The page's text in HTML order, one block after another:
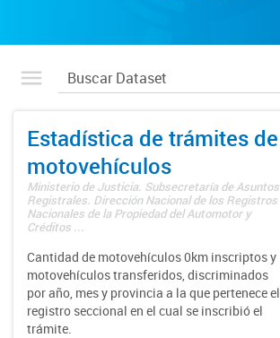
Estadística de trámites de
motovehículos
Ministerio de Justicia. Subsecretaría de Asuntos
Registrales. Dirección Nacional de los Registros
Nacionales de la Propiedad del Automotor y
Créditos ...
Cantidad de motovehículos 0km inscriptos y
motovehículos transferidos, discriminados
por año, mes y provincia a la que pertenece el
registro seccional en el cual se inscribió el
trámite.